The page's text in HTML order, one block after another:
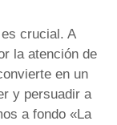
crucial. A
la atención de
en un
y persuadir a
a fondo «La